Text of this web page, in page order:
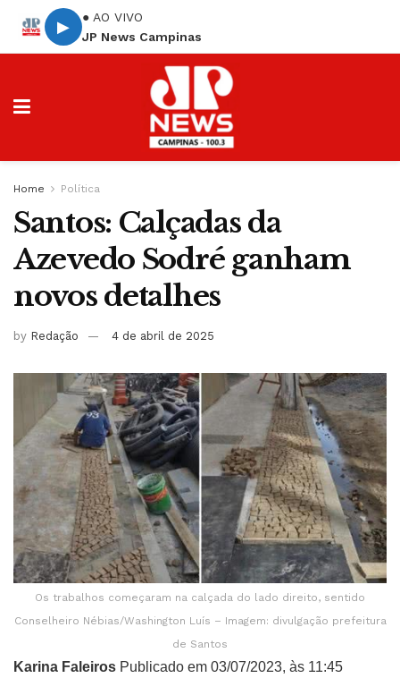
▶
● AO VIVO
JP News Campinas
Home Política
Santos: Calçadas da
Azevedo Sodré ganham
novos detalhes
by Redação 4 de abril de 2025
Os trabalhos começaram na calçada do lado direito, sentido
Conselheiro Nébias/Washington Luís – Imagem: divulgação prefeitura
de Santos
Karina Faleiros Publicado em 03/07/2023, às 11:45